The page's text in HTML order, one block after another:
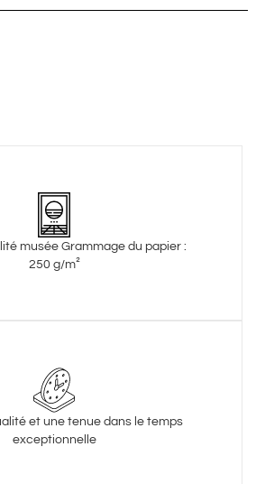
musée Grammage du papier :
250 g/m²
et une tenue dans le temps
exceptionnelle